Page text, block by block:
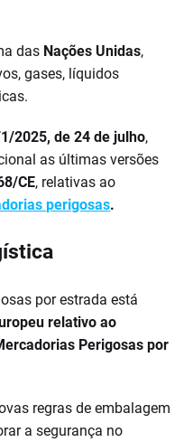
das Nações Unidas,
gases, líquidos
2025, de 24 de julho,
as últimas versões
CE, relativas ao
perigosas.
por estrada está
relativo ao
Perigosas por
regras de embalagem
a segurança no